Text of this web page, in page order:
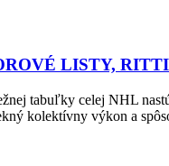
LISTY,
tabuľky celej NHL
kolektívny výkon a